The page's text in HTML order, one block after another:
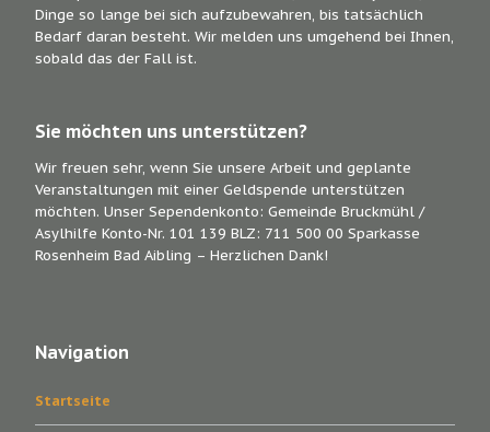
Dinge so lange bei sich aufzubewahren, bis tatsächlich
Bedarf daran besteht. Wir melden uns umgehend bei Ihnen,
sobald das der Fall ist.
Sie möchten uns unterstützen?
Wir freuen sehr, wenn Sie unsere Arbeit und geplante
Veranstaltungen mit einer Geldspende unterstützen
möchten. Unser Sependenkonto: Gemeinde Bruckmühl /
Asylhilfe Konto-Nr. 101 139 BLZ: 711 500 00 Sparkasse
Rosenheim Bad Aibling – Herzlichen Dank!
Navigation
Startseite